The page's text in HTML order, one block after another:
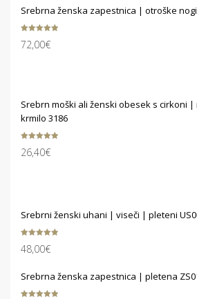
Srebrna ženska zapestnica | otroške
5.00 od 5
72,00€
Srebrn moški ali ženski obesek s cirkoni
krmilo 3186
5.00 od 5
26,40€
Srebrni ženski uhani | viseči | pleteni
5.00 od 5
48,00€
Srebrna ženska zapestnica | pletena